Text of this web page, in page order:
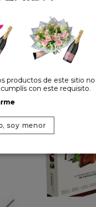
productos de este sitio no
con este requisito.